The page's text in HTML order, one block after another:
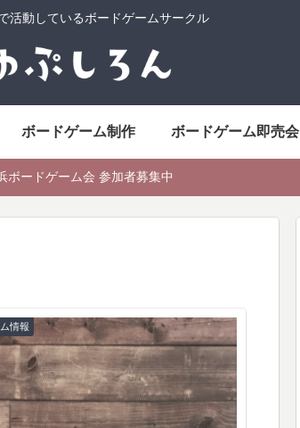
活動しているボードゲームサークル
ボードゲーム制作 ボードゲーム即売会
ボードゲーム会 参加者募集中
情報